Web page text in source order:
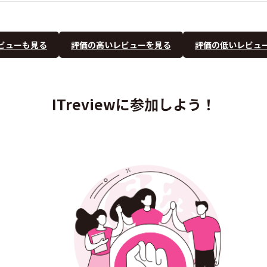
ューも見る 評価の高いレビューを見る 評価の低いレビュ
ITreviewに参加しよう！